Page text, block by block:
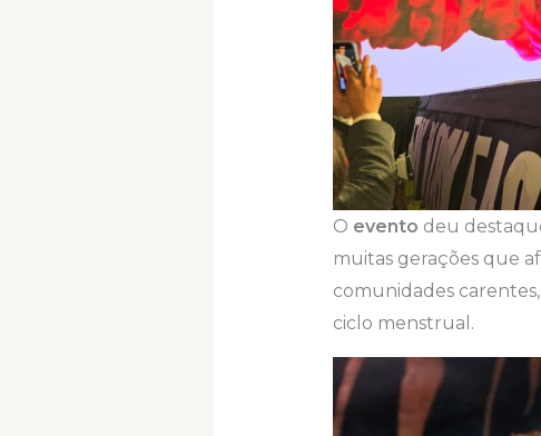
O evento deu
muitas gerações que
comunidades
ciclo menstrual.